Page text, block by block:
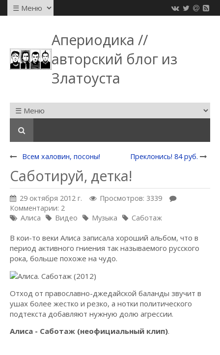
Апериодика //
авторский блог из
Златоуста
Всем халовин, посоны! Преклонись! 84 руб.
Саботируй, детка!
29 октября 2012 г.
Просмотров: 3339
Комментарии: 2
Алиса
Видео Музыка Саботаж
В кои-то веки Алиса записала хороший альбом, что в
период активного гниения так называемого русского
рока, больше похоже на чудо.
Отход от православно-джедайской баланды звучит в
ушах более жестко и резко, а нотки политического
подтекста добавляют нужную долю агрессии.
Алиса - Саботаж (неофициальный клип).